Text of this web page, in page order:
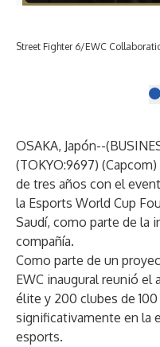
Street Fighter 6/EWC
OSAKA, Japón--(
(TOKYO:9697)
de tres años con el
la Esports World Cup
Saudí, como parte de la
compañía.
Como parte de un
EWC inaugural reunió el
élite y 200 clubes de
significativamente en la
esports.